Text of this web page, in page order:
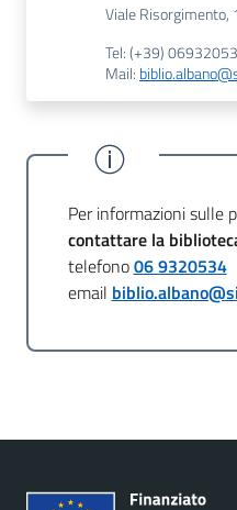
Viale Risorgimento,
Tel: (+39)
Mail:
Per informazioni sulle
contattare la
telefono06 9320534
email